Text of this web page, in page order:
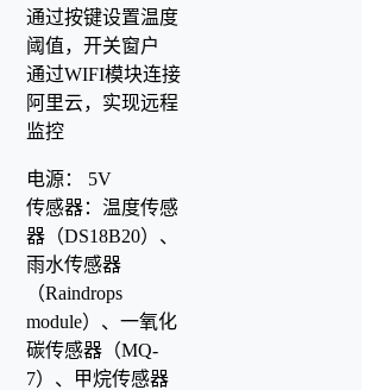
通过按键设置温度
阈值，开关窗户
通过WIFI模块连接
阿里云，实现远程
监控
电源： 5V
传感器：温度传感
器（DS18B20）、
雨水传感器
（Raindrops
module）、一氧化
碳传感器（MQ-
7）、甲烷传感器